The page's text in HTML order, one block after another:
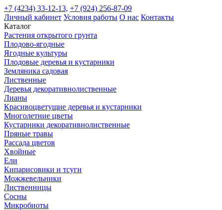
+7 (4234) 33-12-13, +7 (924) 256-87-09
Личный кабинет Условия работы О нас Контакты
Каталог
Растения открытого грунта
Плодово-ягодные
Ягодные культуры
Плодовые деревья и кустарники
Земляника садовая
Лиственные
Деревья декоративнолиственные
Лианы
Красивоцветущие деревья и кустарники
Многолетние цветы
Кустарники декоративнолиственные
Пряные травы
Рассада цветов
Хвойные
Ели
Кипарисовики и тсуги
Можжевельники
Лиственницы
Сосны
Микробиоты